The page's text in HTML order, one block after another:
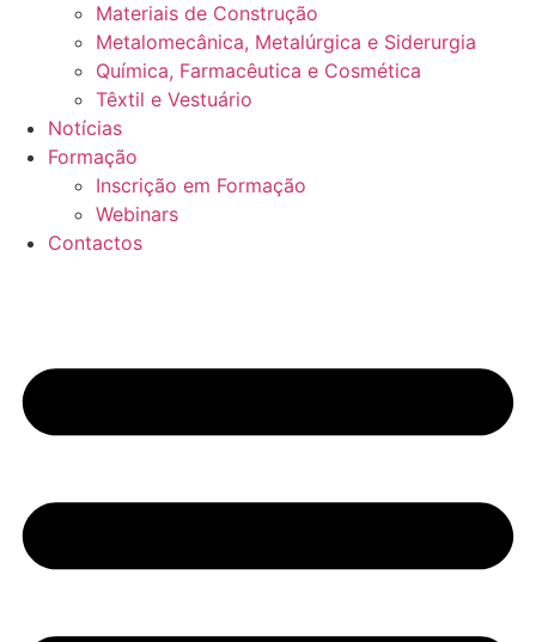
Materiais de Construção
Metalomecânica, Metalúrgica e Siderurgia
Química, Farmacêutica e Cosmética
Têxtil e Vestuário
Notícias
Formação
Inscrição em Formação
Webinars
Contactos